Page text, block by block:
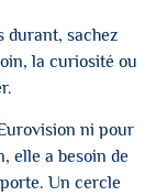
durant, sachez
la curiosité ou
ni pour
elle a besoin de
Un cercle